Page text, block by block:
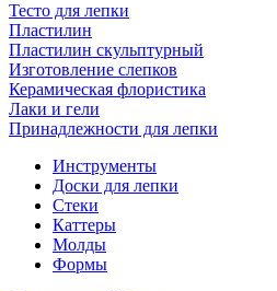
Тесто для лепки
Пластилин
Пластилин скульптурный
Изготовление слепков
Керамическая флористика
Лаки и гели
Принадлежности для лепки
Инструменты
Доски для лепки
Стеки
Каттеры
Молды
Формы